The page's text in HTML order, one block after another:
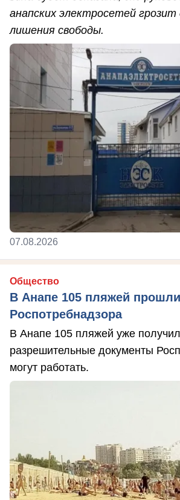
анапских электросетей
лишения свободы.
07.08.2026
Общество
В Анапе 105 пляжей
Роспотребнадзора
В Анапе 105 пляжей уже
разрешительные документы
могут работать.